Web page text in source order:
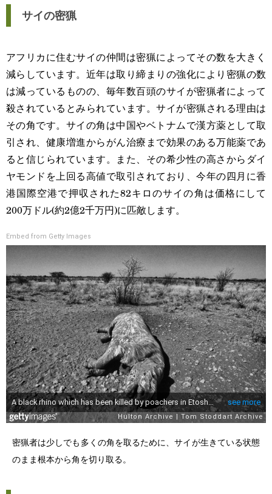
サイの密猟
アフリカに住むサイの仲間は密猟によってその数を大きく
減らしています。近年は取り締まりの強化により密猟の数
は減っているものの、毎年数百頭のサイが密猟者によって
殺されているとみられています。サイが密猟される理由は
その角です。サイの角は中国やベトナムで漢方薬として取
引され、健康増進からがん治療まで効果のある万能薬であ
ると信じられています。また、その希少性の高さからダイ
ヤモンドを上回る高値で取引されており、今年の四月に香
港国際空港で押収された82キロのサイの角は価格にして
200万ドル(約2億2千万円)に匹敵します。
Embed from Getty Images
密猟者は少しでも多くの角を取るために、サイが生きている状態
のまま根本から角を切り取る。